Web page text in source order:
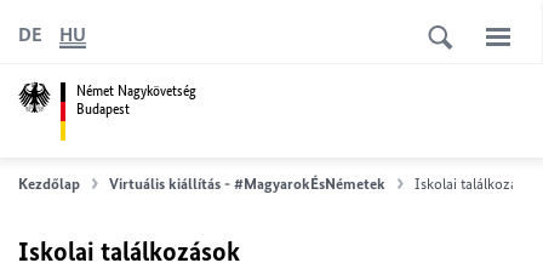
Német Nagykövetség
Budapest
DE HU
Kezdőlap Virtuális kiállítás - #MagyarokÉsNémetek Iskolai találkozások
Iskolai találkozások